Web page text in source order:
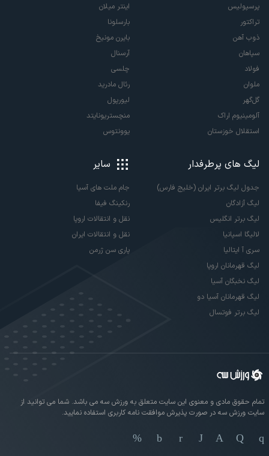
پرسپولیس
تراکتور
ذوب آهن
سپاهان
فولاد
ملوان
گل‌گهر
آلومینیوم اراک
استقلال خوزستان
اینتر میلان
بارسلونا
بایرن مونیخ
آرسنال
چلسی
رئال مادرید
لیورپول
منچستریونایتد
یوونتوس
لیگ های پرطرفدار
جدول لیگ برتر ایران (خلیج فارس)
لیگ آزادگان
لیگ برتر انگلیس
لالیگا اسپانیا
سری آ ایتالیا
لیگ قهرمانان اروپا
لیگ نخبگان آسیا
لیگ قهرمانان آسیا دو
لیگ برتر فوتسال
سایر
جام ملت های آسیا
رنکینگ فیفا
نقل و انتقالات اروپا
نقل و انتقالات ایران
پاری سن ژرمن
تمام حقوق مادی و معنوی این سایت متعلق به ورزش سه می باشد. شما می توانید از
سایت ورزش سه در صورت پذیرش موافقت نامه کاربری استفاده نمایید.